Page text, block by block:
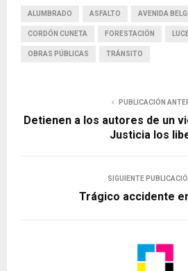
Justicia los